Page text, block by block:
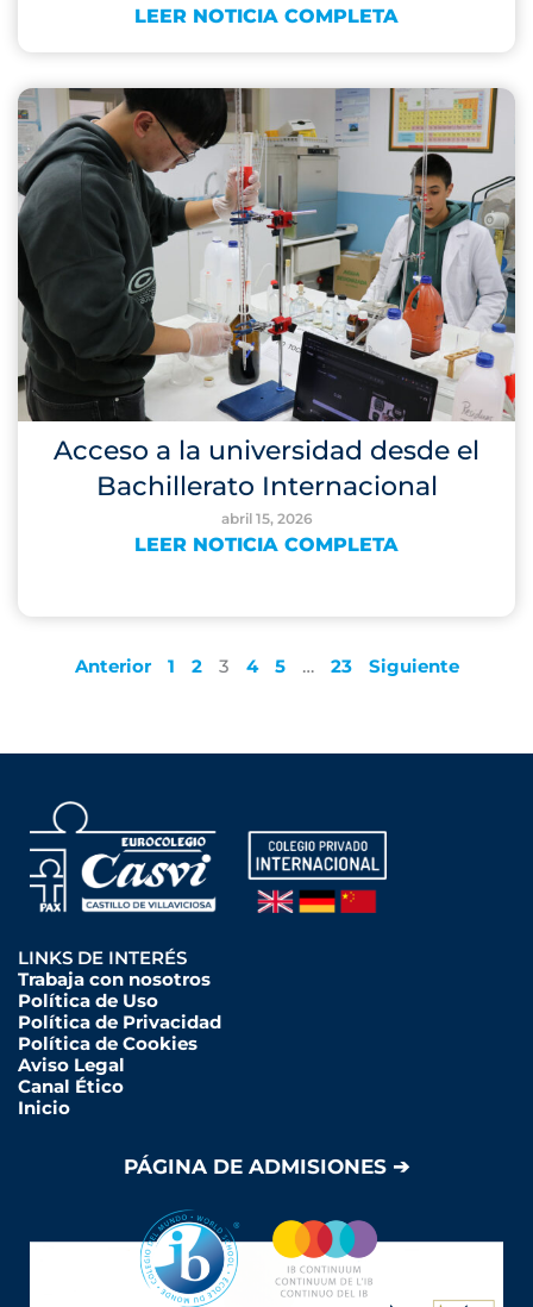
LEER NOTICIA COMPLETA
Acceso a la universidad desde el
Bachillerato Internacional
abril 15, 2026
LEER NOTICIA COMPLETA
Anterior 1 2 3 4 5 … 23 Siguiente
LINKS DE INTERÉS
Trabaja con nosotros
Política de Uso
Política de Privacidad
Política de Cookies
Aviso Legal
Canal Ético
Inicio
PÁGINA DE ADMISIONES ➔